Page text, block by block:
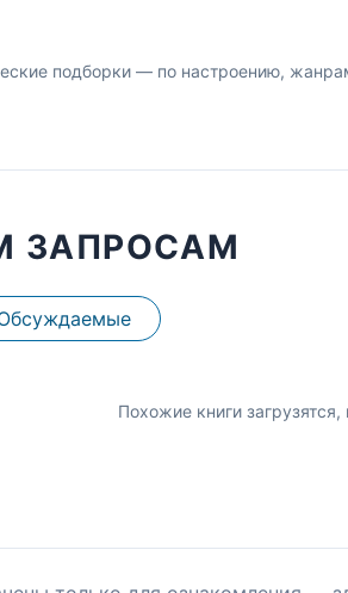
подборки — по настроению,
ЗАПРОСАМ
Похожие книги